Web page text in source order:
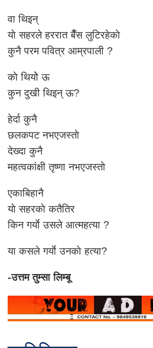
वा थिइन्
याे सहरले हररात बैँस लुटिरहेकाे
कुनै परम पवित्र आम्रपाली ?
काे थियोे ऊ
कुन दुखी थिइन् ऊ?
हेर्दा कुनै
छलकपट नभएजस्ताे
देख्दा कुनै
महत्वकांक्षी तृष्णा नभएजस्ताे
एकाबिहानै
याे सहरकाे कतैतिर
किन गर्याे उसले आत्महत्या ?
या कसले गर्याे उनकाे हत्या?
-उत्तम तुम्सा लिम्बू